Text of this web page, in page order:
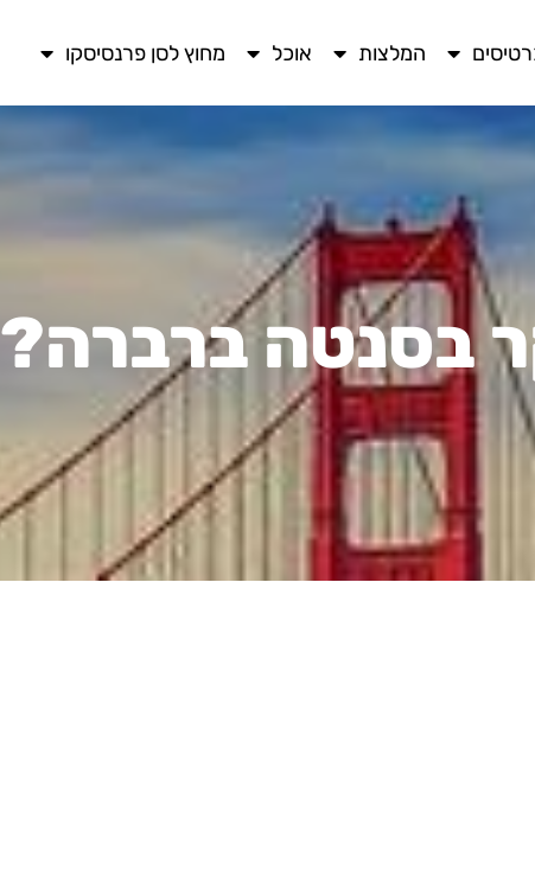
המלצות אוכל מחוץ לסן פרנסיסקו
בסנטה ברברה?